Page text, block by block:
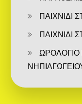
ΠΑΙΧΝΙΔΙ
ΠΑΙΧΝΙΔΙ